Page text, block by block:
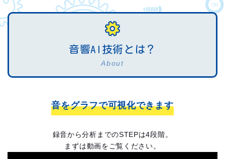
音響AI技術とは？
About
音をグラフで可視化できます
録音から分析までのSTEPは4段階。
まずは動画をご覧ください。